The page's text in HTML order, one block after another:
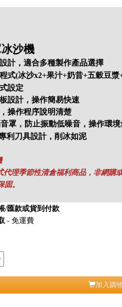
沙機
計，適合多種製作產品選擇
式(冰沙x2+果汁+奶昔+五穀豆
設定
設計，操作簡易快速
操作程序說明清楚
罩，防止振動低噪音，操作環境
利刀具設計，削冰如泥
代理季節性清倉福利商品，非網購
。
/匯款或貨到付款
- 免運費
加入購